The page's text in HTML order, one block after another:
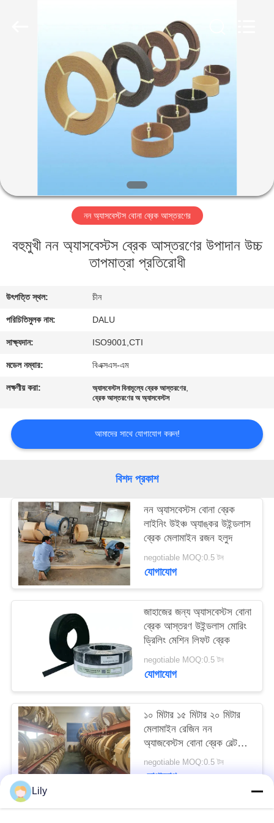
কারখানা
আমাদের
সাথে
যোগাযোগ
করুন
উদ্ধৃতির
জন্য
সাইট
ম্যাপ
PRIVACY
POLICY
নন অ্যাসবেস্টস বোনা ব্রেক আস্তরণের
বহুমুখী নন অ্যাসবেস্টস ব্রেক আস্তরণের উপাদান উচ্চ
তাপমাত্রা প্রতিরোধী
উৎপত্তি স্থল: চীন
পরিচিতিমুলক নাম: DALU
সাক্ষ্যদান: ISO9001,CTI
মডেল নম্বার: বিএক্সএস-এম
লক্ষণীয় করা: অ্যাসবেস্টস বিনামূল্যে ব্রেক আস্তরণের,
ব্রেক আস্তরণের অ অ্যাসবেস্টস
আমাদের সাথে যোগাযোগ করুন!
বিশদ প্রকাশ
নন অ্যাসবেস্টস বোনা ব্রেক
লাইনিং উইঞ্চ অ্যাঙ্কর উইন্ডলাস
ব্রেক মেলামাইন রজন হলুদ
negotiable MOQ:0.5 টন
যোগাযোগ
জাহাজের জন্য অ্যাসবেস্টস বোনা
ব্রেক আস্তরণ উইন্ডলাস মোরিং
ড্রিলিং মেশিন লিফট ব্রেক
negotiable MOQ:0.5 টন
যোগাযোগ
১০ মিটার ১৫ মিটার ২০ মিটার
মেলামাইন রেজিন নন
অ্যাজবেস্টস বোনা ব্রেক বেল্ট
জাহাজের নোঙ্গর জন্য
negotiable MOQ:0.5 টন
যোগাযোগ
Lily